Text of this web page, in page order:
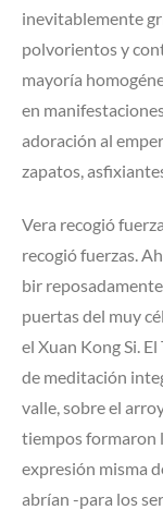
inevitablemente
polvorientos y
mayoría
en
adoración al
zapatos,
Vera recogió
recogió fuerzas.
bir
puertas del muy
el Xuan Kong Si.
de meditación
valle, sobre el
tiempos formaron
expresión misma
abrían -para los